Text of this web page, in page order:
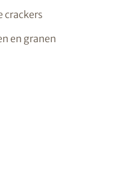
crackers
en granen